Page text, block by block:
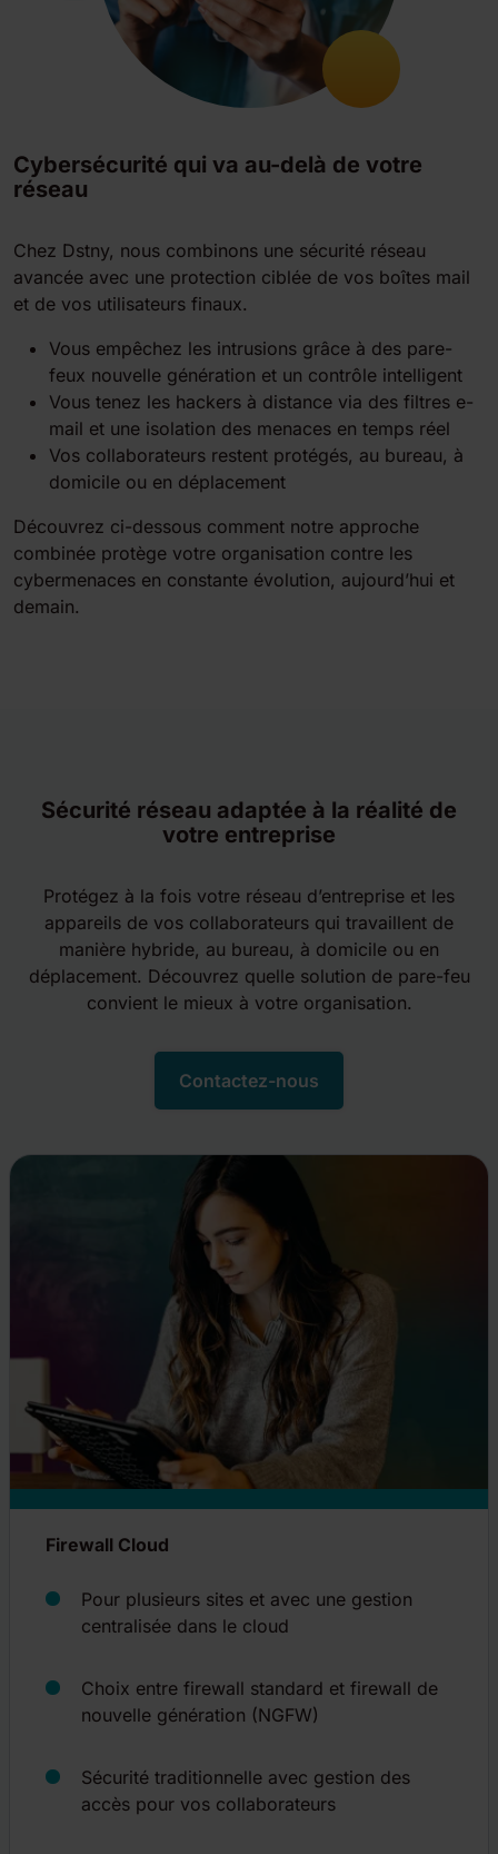
Cybersécurité qui va au-delà de votre
réseau
Chez Dstny, nous combinons une sécurité réseau
avancée avec une protection ciblée de vos boîtes mail
et de vos utilisateurs finaux.
Vous empêchez les intrusions grâce à des pare-
feux nouvelle génération et un contrôle intelligent
Vous tenez les hackers à distance via des filtres e-
mail et une isolation des menaces en temps réel
Vos collaborateurs restent protégés, au bureau, à
domicile ou en déplacement
Découvrez ci-dessous comment notre approche
combinée protège votre organisation contre les
cybermenaces en constante évolution, aujourd’hui et
demain.
Sécurité réseau adaptée à la réalité de
votre entreprise
Protégez à la fois votre réseau d’entreprise et les
appareils de vos collaborateurs qui travaillent de
manière hybride, au bureau, à domicile ou en
déplacement. Découvrez quelle solution de pare-feu
convient le mieux à votre organisation.
Contactez-nous
Firewall Cloud
Pour plusieurs sites et avec une gestion
centralisée dans le cloud
Choix entre firewall standard et firewall de
nouvelle génération (NGFW)
Sécurité traditionnelle avec gestion des
accès pour vos collaborateurs